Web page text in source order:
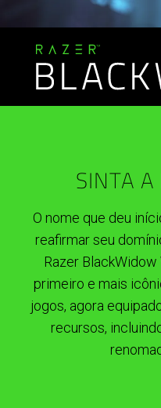
SINTA A
O nome que deu
reafirmar seu
Razer
primeiro e mais
jogos, agora
recursos,